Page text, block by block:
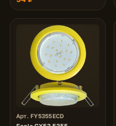
Арт. FY5355ECD